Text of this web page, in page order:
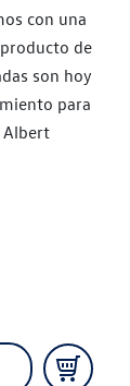
con una
de
son hoy
para
Albert